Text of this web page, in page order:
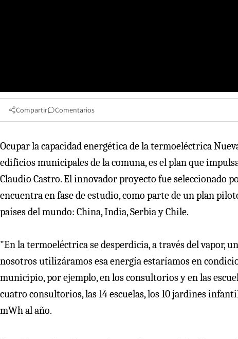
Compartir Comentarios
Ocupar la capacidad energética de la termoeléctrica
edificios municipales de la comuna, es el plan que
Claudio Castro. El innovador proyecto fue seleccionado
encuentra en fase de estudio, como parte de un plan
países del mundo: China, India, Serbia y Chile.
"En la termoeléctrica se desperdicia, a través del vapor,
nosotros utilizáramos esa energía estaríamos en
municipio, por ejemplo, en los consultorios y en las
cuatro consultorios, las 14 escuelas, los 10 jardines
mWh al año.